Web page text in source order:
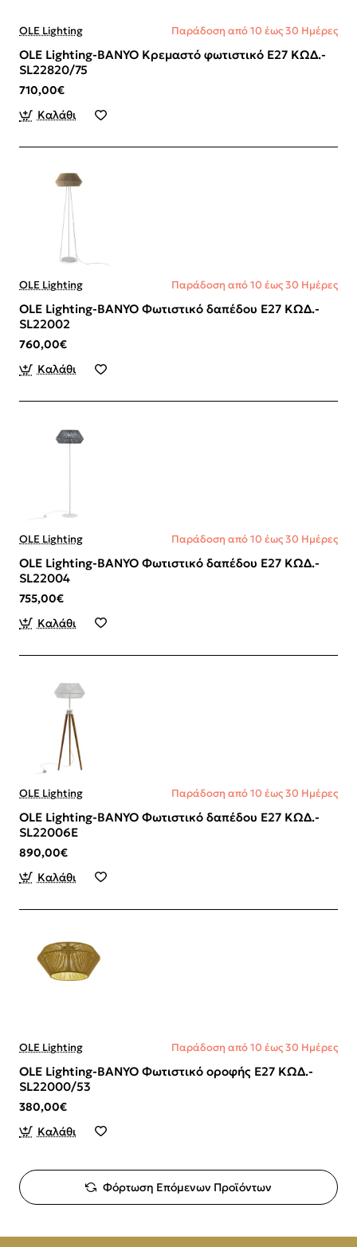
OLE Lighting Παράδοση από 10 έως 30 Ημέρες
OLE Lighting-BANYO Κρεμαστό φωτιστικό Ε27 ΚΩΔ.-
SL22820/75
710,00€
Καλάθι
OLE Lighting Παράδοση από 10 έως 30 Ημέρες
OLE Lighting-BANYO Φωτιστικό δαπέδου Ε27 ΚΩΔ.-
SL22002
760,00€
Καλάθι
OLE Lighting Παράδοση από 10 έως 30 Ημέρες
OLE Lighting-BANYO Φωτιστικό δαπέδου Ε27 ΚΩΔ.-
SL22004
755,00€
Καλάθι
OLE Lighting Παράδοση από 10 έως 30 Ημέρες
OLE Lighting-BANYO Φωτιστικό δαπέδου Ε27 ΚΩΔ.-
SL22006E
890,00€
Καλάθι
OLE Lighting Παράδοση από 10 έως 30 Ημέρες
OLE Lighting-BANYO Φωτιστικό οροφής Ε27 ΚΩΔ.-
SL22000/53
380,00€
Καλάθι
Φόρτωση Επόμενων Προϊόντων